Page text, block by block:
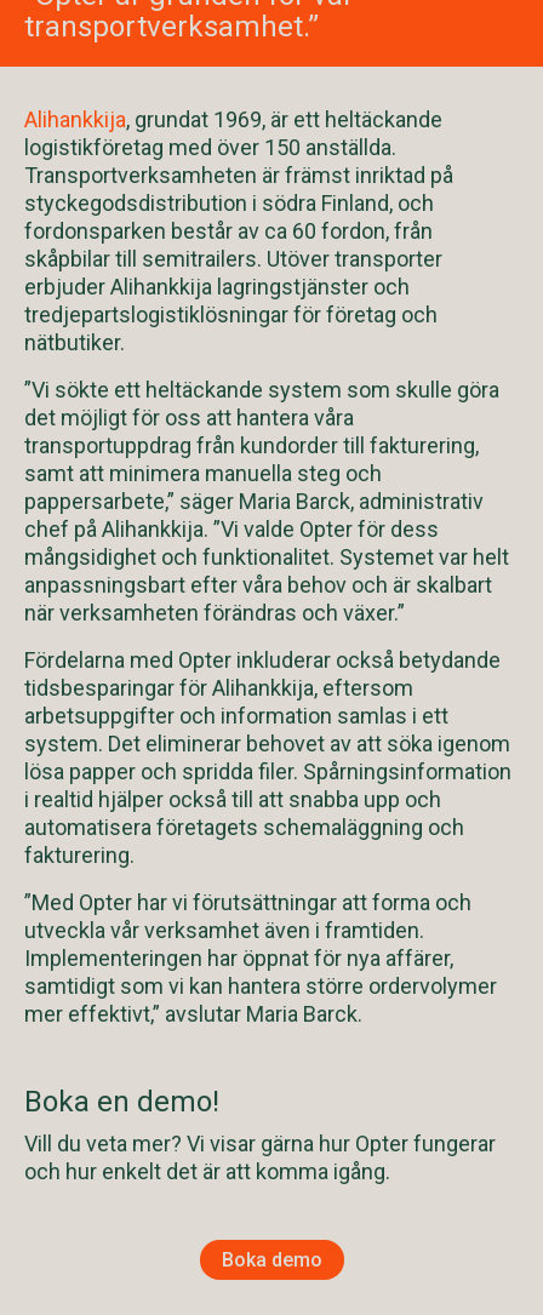
transportverksamhet.”
Alihankkija, grundat 1969, är ett heltäckande
logistikföretag med över 150 anställda.
Transportverksamheten är främst inriktad på
styckegodsdistribution i södra Finland, och
fordonsparken består av ca 60 fordon, från
skåpbilar till semitrailers. Utöver transporter
erbjuder Alihankkija lagringstjänster och
tredjepartslogistiklösningar för företag och
nätbutiker.
”Vi sökte ett heltäckande system som skulle göra
det möjligt för oss att hantera våra
transportuppdrag från kundorder till fakturering,
samt att minimera manuella steg och
pappersarbete,” säger Maria Barck, administrativ
chef på Alihankkija. ”Vi valde Opter för dess
mångsidighet och funktionalitet. Systemet var helt
anpassningsbart efter våra behov och är skalbart
när verksamheten förändras och växer.”
Fördelarna med Opter inkluderar också betydande
tidsbesparingar för Alihankkija, eftersom
arbetsuppgifter och information samlas i ett
system. Det eliminerar behovet av att söka igenom
lösa papper och spridda filer. Spårningsinformation
i realtid hjälper också till att snabba upp och
automatisera företagets schemaläggning och
fakturering.
”Med Opter har vi förutsättningar att forma och
utveckla vår verksamhet även i framtiden.
Implementeringen har öppnat för nya affärer,
samtidigt som vi kan hantera större ordervolymer
mer effektivt,” avslutar Maria Barck.
Boka en demo!
Vill du veta mer? Vi visar gärna hur Opter fungerar
och hur enkelt det är att komma igång.
Boka demo